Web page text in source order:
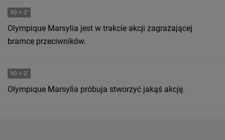
90 + 2'
Olympique Marsylia jest w trakcie akcji zagrażającej
bramce przeciwników.
90 + 2'
Olympique Marsylia próbuja stworzyć jakąś akcję.